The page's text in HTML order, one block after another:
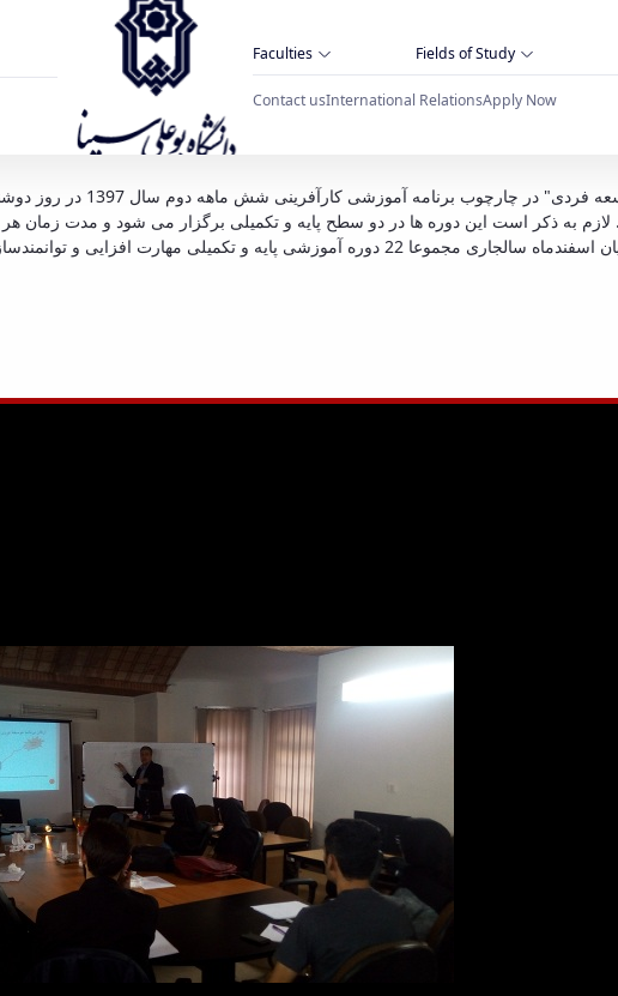
Faculties Fields of Study
Contact usInternational RelationsApply Now
برگزاری دوره
راس ساعت 16 برگزار می گردد و تا پایان اسفندماه سالجاری مجموعا 22 دوره